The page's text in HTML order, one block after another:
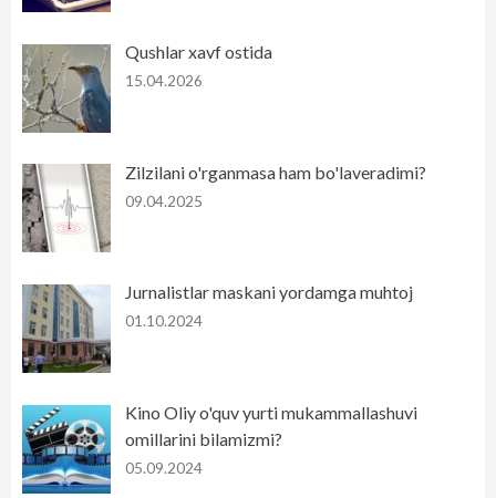
Qushlar xavf ostida
15.04.2026
Zilzilani o'rganmasa ham bo'laveradimi?
09.04.2025
Jurnalistlar maskani yordamga muhtoj
01.10.2024
Kino Oliy o'quv yurti mukammallashuvi
omillarini bilamizmi?
05.09.2024